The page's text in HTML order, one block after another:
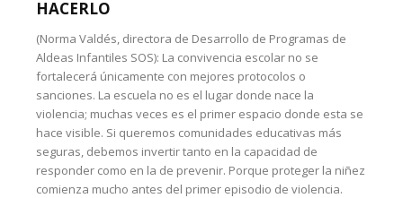
HACERLO
(Norma Valdés, directora de Desarrollo de Programas de
Aldeas Infantiles SOS): La convivencia escolar no se
fortalecerá únicamente con mejores protocolos o
sanciones. La escuela no es el lugar donde nace la
violencia; muchas veces es el primer espacio donde esta se
hace visible. Si queremos comunidades educativas más
seguras, debemos invertir tanto en la capacidad de
responder como en la de prevenir. Porque proteger la niñez
comienza mucho antes del primer episodio de violencia.